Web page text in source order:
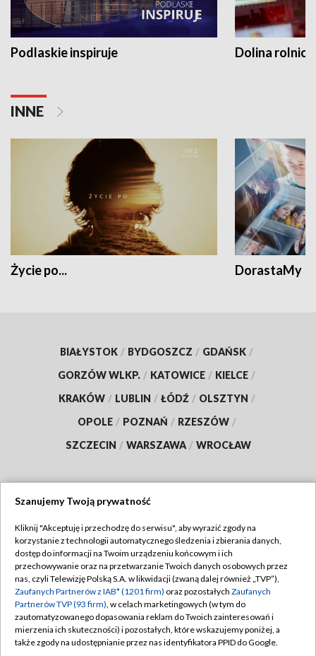
Podlaskie inspiruje Dolina
INNE
Życie po... DorastaMy
BIAŁYSTOK / BYDGOSZCZ / GDAŃSK /
GORZÓW WLKP. / KATOWICE / KIELCE /
KRAKÓW / LUBLIN / ŁÓDŹ / OLSZTYN /
OPOLE / POZNAŃ / RZESZÓW /
SZCZECIN / WARSZAWA / WROCŁAW
TVP
Abonament TVP
Emisja w TVP
Centrum informacji TVP
Naziemna Telewizja Cyfrowa
Regulamin TVP
Polityka prywatności
Moje zgody
Pomoc
Szanujemy Twoją prywatność
Kliknij "Akceptuję i przechodzę do serwisu", aby wyrazić zgody na
korzystanie z technologii automatycznego śledzenia i zbierania danych,
dostęp do informacji na Twoim urządzeniu końcowym i ich
przechowywanie oraz na przetwarzanie Twoich danych osobowych przez
nas, czyli Telewizję Polską S.A. w likwidacji (zwaną dalej również „TVP”),
Zaufanych Partnerów z IAB* (1201 firm) oraz pozostałych Zaufanych
Partnerów TVP (93 firm), w celach marketingowych (w tym do
zautomatyzowanego dopasowania reklam do Twoich zainteresowań i
mierzenia ich skuteczności) i pozostałych, które wskazujemy poniżej, a
także zgody na udostępnianie przez nas identyfikatora PPID do Google.